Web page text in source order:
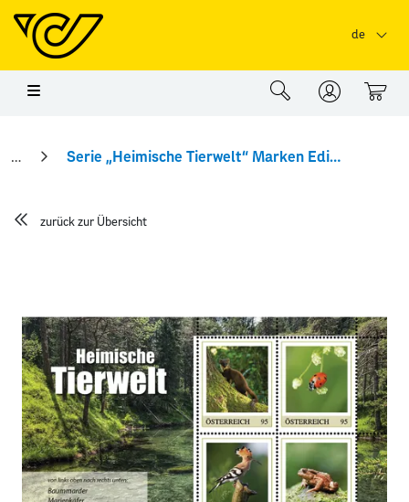
Springe zu Hauptinhalt
de
0
Serie „Heimische Tierwelt“ Marken Edition 4
zurück zur Übersicht